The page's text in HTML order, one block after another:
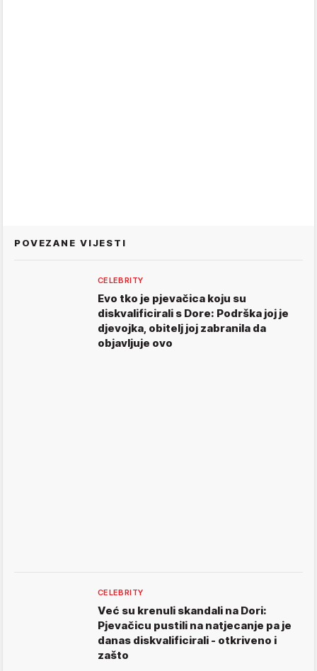
POVEZANE VIJESTI
CELEBRITY
Evo tko je pjevačica koju su
diskvalificirali s Dore: Podrška joj je
djevojka, obitelj joj zabranila da
objavljuje ovo
CELEBRITY
Već su krenuli skandali na Dori:
Pjevačicu pustili na natjecanje pa je
danas diskvalificirali - otkriveno i
zašto